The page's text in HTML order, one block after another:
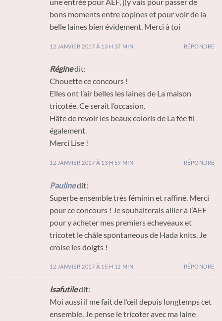
bons moments entre copines et pour voir de la
belle laines bien évidement. Merci à toi
12 JANVIER 2017 À 13 H 37 MIN RÉPONDRE
Réginedit:
Chouette ce concours !
Elles ont l’air belles les laines de La maison
tricotée. Ce serait l’occasion.
Hâte de revoir les beaux coloris de La fée fil
également.
Merci Lise !
12 JANVIER 2017 À 13 H 59 MIN RÉPONDRE
Paulinedit:
Superbe ensemble très féminin et raffiné. Merci
pour ce concours ! Je souhaiterais alller à l’AEF
pour y acheter mes premiers echeveaux et
tricotet le châle spontaneous de Hada knits. Je
croise les doigts !
12 JANVIER 2017 À 15 H 12 MIN RÉPONDRE
Isafutiledit:
Moi aussi il me fait de l’œil depuis longtemps cet
ensemble. Je pense le tricoter avec ma laine